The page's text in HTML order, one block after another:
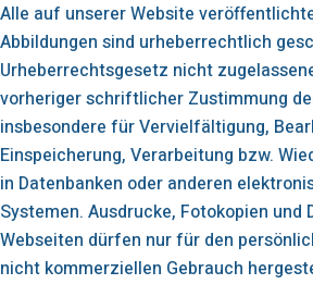
Alle auf unserer Website
Abbildungen sind urheberrechtlich
Urheberrechtsgesetz nicht
vorheriger schriftlicher Zustimmung
insbesondere für Vervielfältigung,
Einspeicherung, Verarbeitung bzw.
in Datenbanken oder anderen
Systemen. Ausdrucke, Fotokopien und
Webseiten dürfen nur für den
nicht kommerziellen Gebrauch